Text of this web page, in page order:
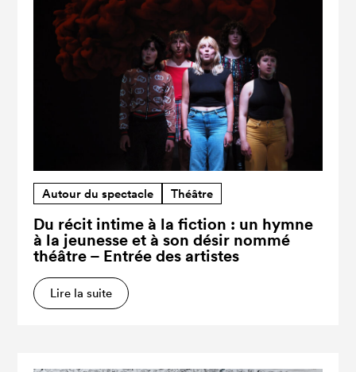
Autour du spectacle Théâtre
Du récit intime à la fiction : un hymne
à la jeunesse et à son désir nommé
théâtre – Entrée des artistes
Lire la suite